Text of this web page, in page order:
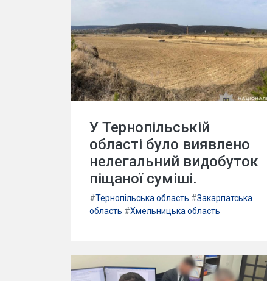
У Тернопільській
області було виявлено
нелегальний видобуток
піщаної суміші.
#Тернопільська область #Закарпатська
область #Хмельницька область